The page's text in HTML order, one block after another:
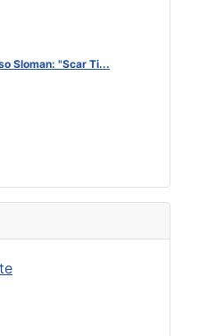
Sloman: "Scar Ti...